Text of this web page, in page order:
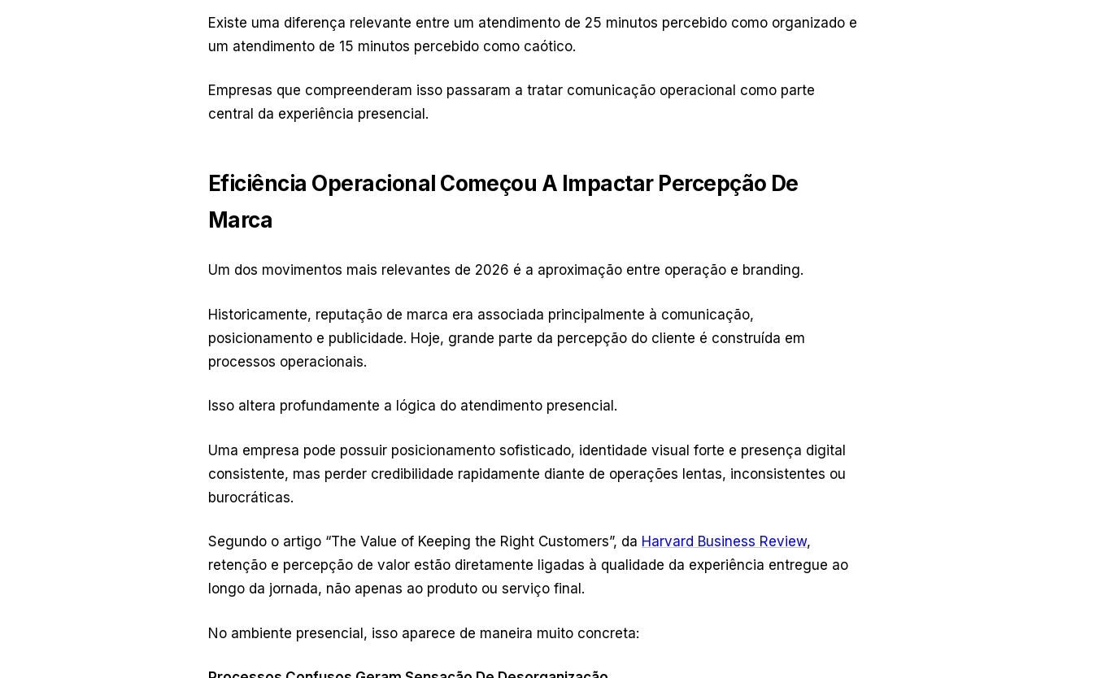
Existe uma diferença relevante entre um atendimento de 25 minutos percebido como organizado e
um atendimento de 15 minutos percebido como caótico.
Empresas que compreenderam isso passaram a tratar comunicação operacional como parte
central da experiência presencial.
Eficiência Operacional Começou A Impactar Percepção De
Marca
Um dos movimentos mais relevantes de 2026 é a aproximação entre operação e branding.
Historicamente, reputação de marca era associada principalmente à comunicação,
posicionamento e publicidade. Hoje, grande parte da percepção do cliente é construída em
processos operacionais.
Isso altera profundamente a lógica do atendimento presencial.
Uma empresa pode possuir posicionamento sofisticado, identidade visual forte e presença digital
consistente, mas perder credibilidade rapidamente diante de operações lentas, inconsistentes ou
burocráticas.
Segundo o artigo “The Value of Keeping the Right Customers”, da Harvard Business Review,
retenção e percepção de valor estão diretamente ligadas à qualidade da experiência entregue ao
longo da jornada, não apenas ao produto ou serviço final.
No ambiente presencial, isso aparece de maneira muito concreta: